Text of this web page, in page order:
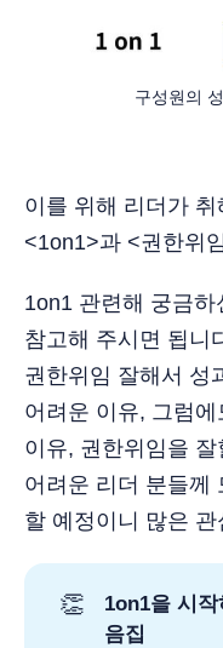
구성원의
이를 위해 리더가
<1on1>과 <권한위
1on1 관련해 궁금
참고해 주시면 됩니
권한위임 잘해서 성
어려운 이유, 그럼
이유, 권한위임을
어려운 리더 분들께
할 예정이니 많은
👏
1on1을 시
음집